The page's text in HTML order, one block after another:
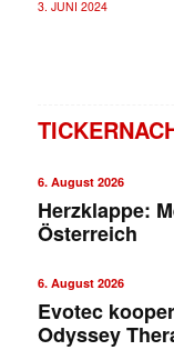
3. JUNI 2024
6. August 2026
Herzklappe:
Österreich
6. August 2026
Evotec
Odyssey